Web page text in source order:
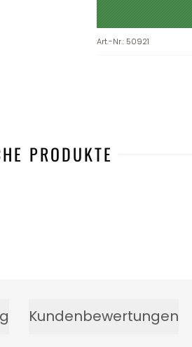
Art.-Nr.: 50921
PRODUKTE
Kundenbewertungen